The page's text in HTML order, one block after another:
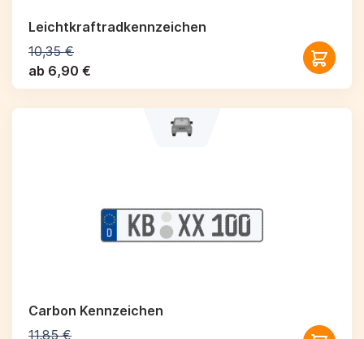
Leichtkraftrad­kennzeichen
10,35 €
ab 6,90 €
Carbon Kennzeichen
11,85 €